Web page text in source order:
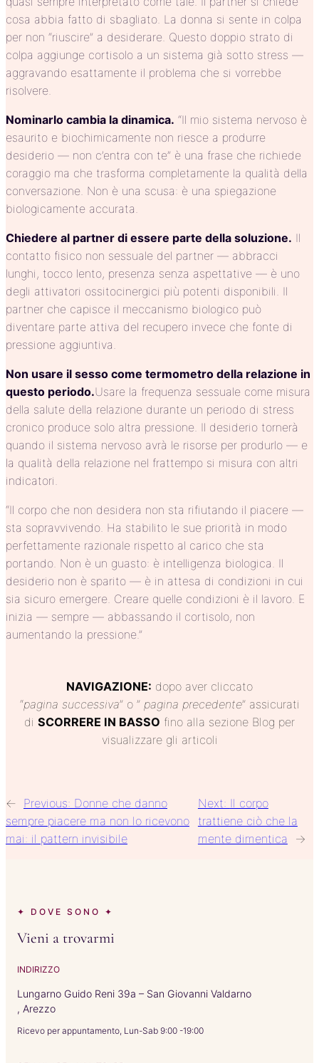
cosa abbia fatto di sbagliato. La donna si sente in colpa
per non “riuscire” a desiderare. Questo doppio strato di
colpa aggiunge cortisolo a un sistema già sotto stress —
aggravando esattamente il problema che si vorrebbe
risolvere.
Nominarlo cambia la dinamica. “Il mio sistema nervoso è
esaurito e biochimicamente non riesce a produrre
desiderio — non c’entra con te” è una frase che richiede
coraggio ma che trasforma completamente la qualità della
conversazione. Non è una scusa: è una spiegazione
biologicamente accurata.
Chiedere al partner di essere parte della soluzione. Il
contatto fisico non sessuale del partner — abbracci
lunghi, tocco lento, presenza senza aspettative — è uno
degli attivatori ossitocinergici più potenti disponibili. Il
partner che capisce il meccanismo biologico può
diventare parte attiva del recupero invece che fonte di
pressione aggiuntiva.
Non usare il sesso come termometro della relazione in
questo periodo.Usare la frequenza sessuale come misura
della salute della relazione durante un periodo di stress
cronico produce solo altra pressione. Il desiderio tornerà
quando il sistema nervoso avrà le risorse per produrlo — e
la qualità della relazione nel frattempo si misura con altri
indicatori.
“Il corpo che non desidera non sta rifiutando il piacere —
sta sopravvivendo. Ha stabilito le sue priorità in modo
perfettamente razionale rispetto al carico che sta
portando. Non è un guasto: è intelligenza biologica. Il
desiderio non è sparito — è in attesa di condizioni in cui
sia sicuro emergere. Creare quelle condizioni è il lavoro. E
inizia — sempre — abbassando il cortisolo, non
aumentando la pressione.”
NAVIGAZIONE: dopo aver cliccato
“pagina successiva” o ” pagina precedente” assicurati
di SCORRERE IN BASSO fino alla sezione Blog per
visualizzare gli articoli
← Previous: Donne che danno
sempre piacere ma non lo ricevono
mai: il pattern invisibile
Next: Il corpo
trattiene ciò che la
mente dimentica
→
✦ DOVE SONO ✦
Vieni a trovarmi
INDIRIZZO
Lungarno Guido Reni 39a – San Giovanni Valdarno
, Arezzo
Ricevo per appuntamento, Lun-Sab 9:00 -19:00